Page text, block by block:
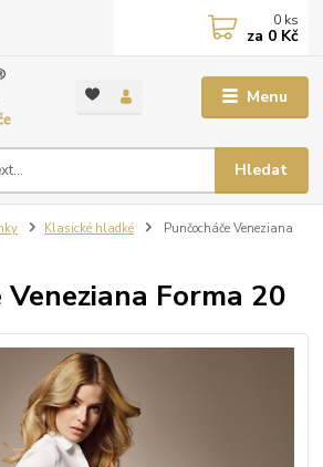
Menu
Hledat
0 ks
za 0 Kč
Klasické hladké
Punčocháče Veneziana
Veneziana Forma 20